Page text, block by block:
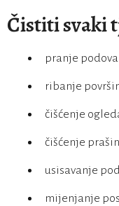
Čistiti svaki
pranje
ribanje
čišćenje
čišćenje
usisavanje
mijenjanje